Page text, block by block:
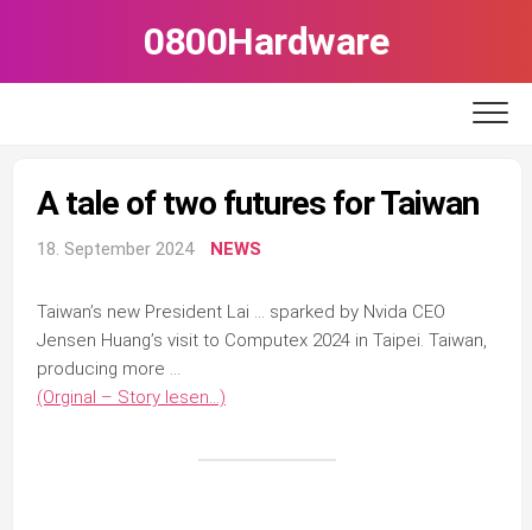
0800Hardware
A tale of two futures for Taiwan
18. September 2024 NEWS
Taiwan’s new President Lai … sparked by Nvida CEO
Jensen Huang’s visit to Computex 2024 in Taipei. Taiwan,
producing more …
(Orginal – Story lesen…)